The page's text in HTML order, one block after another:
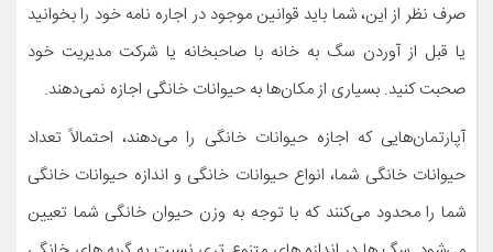
صرف نظر از این، شما باید قوانین موجود در اجاره نامه خود را بخوانید
یا قبل از آوردن سگ به خانه با صاحبخانه یا شرکت مدیریت خود
صحبت کنید. بسیاری از مکان‌ها به حیوانات خانگی اجازه نمی‌دهند.
آپارتمان‌هایی که اجازه حیوانات خانگی را می‌دهند، احتمالاً تعداد
حیوانات خانگی شما، انواع حیوانات خانگی و اندازه حیوانات خانگی
شما را محدود می‌کنند که با توجه به وزن حیوان خانگی شما تعیین